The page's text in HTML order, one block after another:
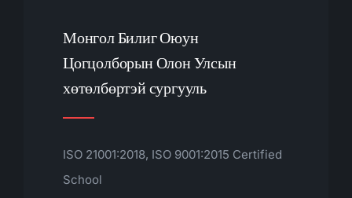
Монгол Билиг Оюун
Цогцолборын Олон Улсын
хөтөлбөртэй сургууль
ISO 21001:2018, ISO 9001:2015 Certified
School